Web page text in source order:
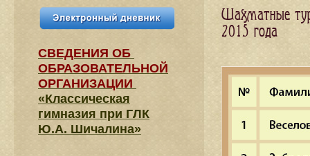
Шахматные
2015 года
СВЕДЕНИЯ​ ОБ
ОБРАЗОВАТЕЛЬНОЙ
ОРГАНИЗАЦИИ
«Классическая
гимназия при ГЛК
Ю.А. Шичалина»